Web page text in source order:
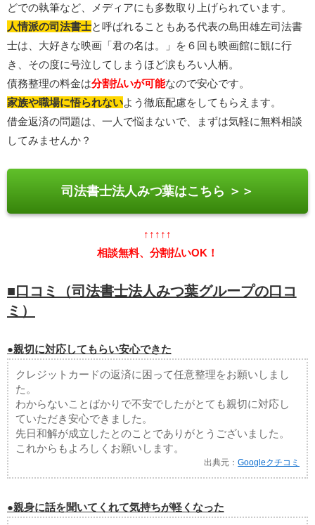
どでの執筆など、メディアにも多数取り上げられています。
人情派の司法書士と呼ばれることもある代表の島田雄左司法書
士は、大好きな映画「君の名は。」を６回も映画館に観に行
き、その度に号泣してしまうほど涙もろい人柄。
債務整理の料金は分割払いが可能なので安心です。
家族や職場に悟られないよう徹底配慮をしてもらえます。
借金返済の問題は、一人で悩まないで、まずは気軽に無料相談
してみませんか？
司法書士法人みつ葉はこちら ＞＞
↑↑↑↑↑
相談無料、分割払いOK！
■口コミ（司法書士法人みつ葉グループの口コ
ミ）
●親切に対応してもらい安心できた
クレジットカードの返済に困って任意整理をお願いしまし
た。
わからないことばかりで不安でしたがとても親切に対応し
ていただき安心できました。
先日和解が成立したとのことでありがとうございました。
これからもよろしくお願いします。
出典元：Googleクチコミ
●親身に話を聞いてくれて気持ちが軽くなった